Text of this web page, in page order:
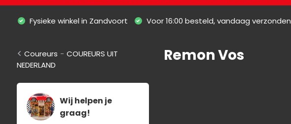
Fysieke winkel in Zandvoort Voor 16:00 besteld, vandaag verzonden
Coureurs - COUREURS UIT
NEDERLAND
Wij helpen je
graag!
Remon Vos